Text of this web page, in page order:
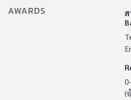
AWARDS
(